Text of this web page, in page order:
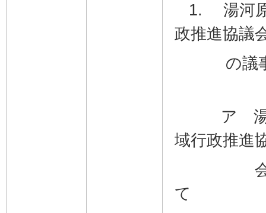
1. 湯河原
政推進協議
の議事
ア 湯河
域行政推進
会委員
て